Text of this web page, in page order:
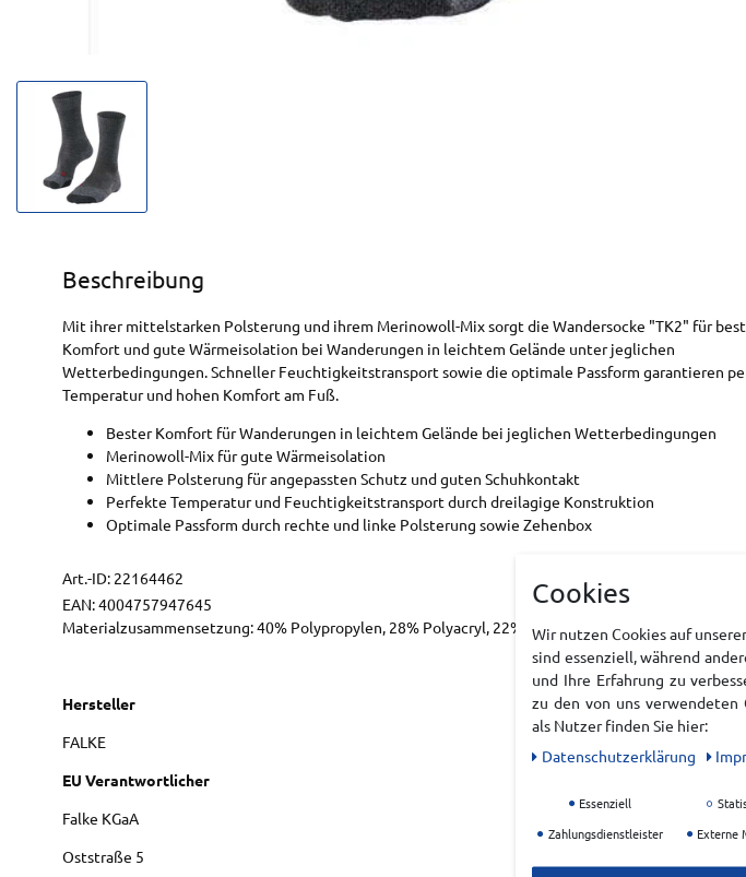
Beschreibung
Mit ihrer mittelstarken Polsterung und ihrem Merinowoll-Mix sorgt die Wandersocke "TK2" für
Komfort und gute Wärmeisolation bei Wanderungen in leichtem Gelände unter jeglichen
Wetterbedingungen. Schneller Feuchtigkeitstransport sowie die optimale Passform garantieren
Temperatur und hohen Komfort am Fuß.
Bester Komfort für Wanderungen in leichtem Gelände bei jeglichen Wetterbedingungen
Merinowoll-Mix für gute Wärmeisolation
Mittlere Polsterung für angepassten Schutz und guten Schuhkontakt
Perfekte Temperatur und Feuchtigkeitstransport durch dreilagige Konstruktion
Optimale Passform durch rechte und linke Polsterung sowie Zehenbox
Art.-ID: 22164462
EAN:4004757947645
Materialzusammensetzung: 40% Polypropylen, 28% Polyacryl, 22% Wolle, 9% Polyamid, 1%
Hersteller
FALKE
EU Verantwortlicher
Falke KGaA
Oststraße 5
Cookies
Wir nutzen Cookies auf
sind essenziell, während
und Ihre Erfahrung zu
zu den von uns verwendeten
als Nutzer finden Sie hier:
Daten­schutz­erklärung
Essenziell
Zahlungsdienstleister
Externe